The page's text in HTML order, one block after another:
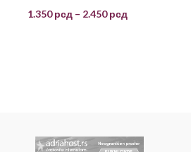
1.350рсд – 2.450рсд